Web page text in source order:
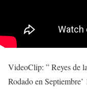
VideoClip: ” Reyes de
Rodado en